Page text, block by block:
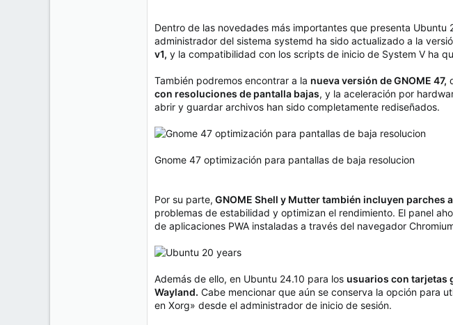
Dentro de las novedades más importantes que presenta Ubuntu
administrador del sistema systemd ha sido actualizado a la
v1, y la compatibilidad con los scripts de inicio de System V ha
También podremos encontrar a la nueva versión de GNOME 47,
con resoluciones de pantalla bajas, y la aceleración por
abrir y guardar archivos han sido completamente rediseñados.
Gnome 47 optimización para pantallas de baja resolucion
Por su parte, GNOME Shell y Mutter también incluyen parches
problemas de estabilidad y optimizan el rendimiento. El panel
de aplicaciones PWA instaladas a través del navegador
Además de ello, en Ubuntu 24.10 para los usuarios con tarjetas
Wayland. Cabe mencionar que aún se conserva la opción para
en Xorg» desde el administrador de inicio de sesión.